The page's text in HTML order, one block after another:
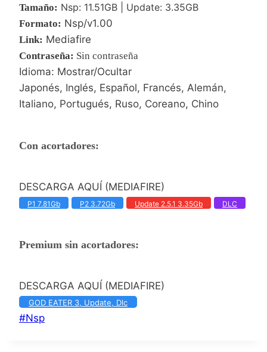
Tamaño: Nsp: 11.51GB | Update: 3.35GB
Formato: Nsp/v1.00
Link: Mediafire
Contraseña: Sin contraseña
Idioma: Mostrar/Ocultar
Japonés, Inglés, Español, Francés, Alemán,
Italiano, Portugués, Ruso, Coreano, Chino
Con acortadores:
DESCARGA AQUÍ (MEDIAFIRE)
P1 7.81Gb P2 3.72Gb Update 2.5.1 3.35Gb DLC
Premium sin acortadores:
DESCARGA AQUÍ (MEDIAFIRE)
GOD EATER 3, Update, Dlc
Etiquetas
#Nsp